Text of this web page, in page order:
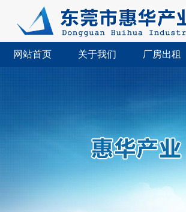
网站首页 关于我们 厂房出租